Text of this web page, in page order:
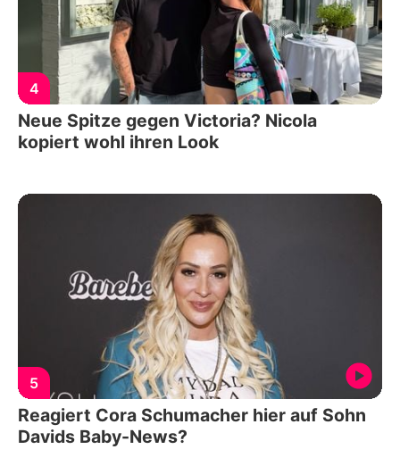
4
Neue Spitze gegen Victoria? Nicola
kopiert wohl ihren Look
5
Reagiert Cora Schumacher hier auf Sohn
Davids Baby-News?